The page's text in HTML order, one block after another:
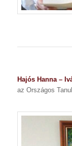
Hajós Hanna –
az Országos